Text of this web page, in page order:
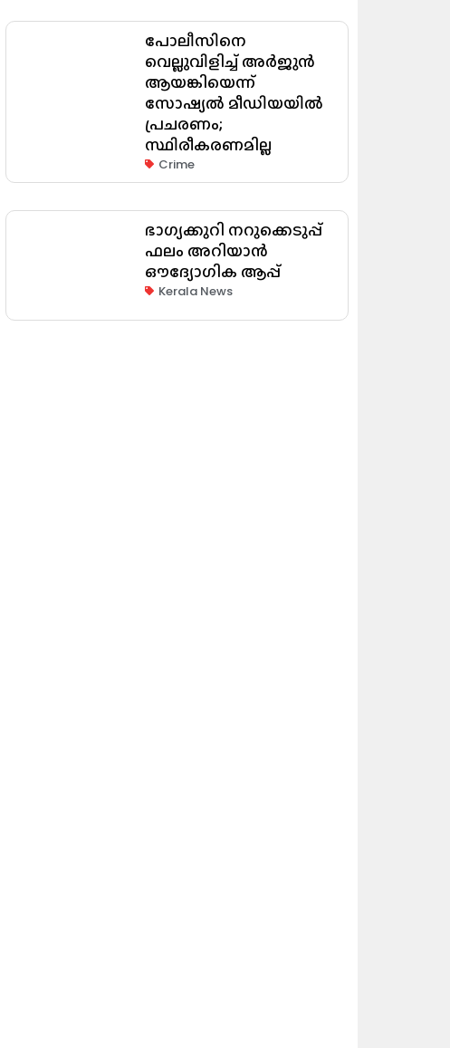
പോലീസിനെ
വെല്ലുവിളിച്ച് അർജുൻ
ആയങ്കിയെന്ന്
സോഷ്യൽ മീഡിയയിൽ
പ്രചരണം;
സ്ഥിരീകരണമില്ല
Crime
ഭാഗ്യക്കുറി നറുക്കെടുപ്പ്
ഫലം അറിയാൻ
ഔദ്യോഗിക ആപ്പ്
Kerala News